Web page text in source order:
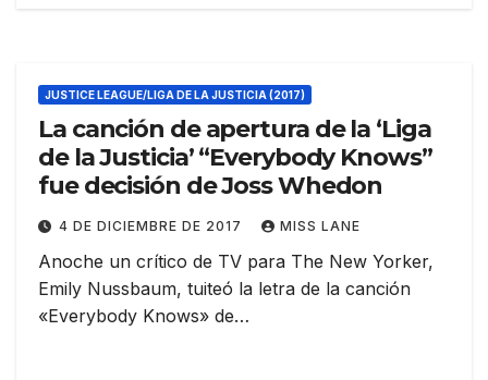
JUSTICE LEAGUE/LIGA DE LA JUSTICIA (2017)
La canción de apertura de la ‘Liga
de la Justicia’ “Everybody Knows”
fue decisión de Joss Whedon
4 DE DICIEMBRE DE 2017 MISS LANE
Anoche un crítico de TV para The New Yorker,
Emily Nussbaum, tuiteó la letra de la canción
«Everybody Knows» de…